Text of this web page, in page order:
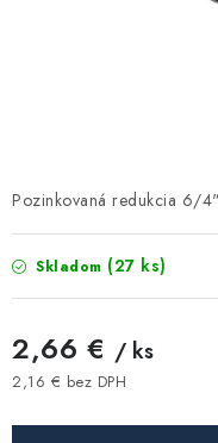
Kúrenie a
Filtrovanie a
Záhrada a závlaha
Vetranie a
Pozinkovaná redukcia 6/
Skladom (27 ks)
2,66 € / ks
2,16 € bez DPH